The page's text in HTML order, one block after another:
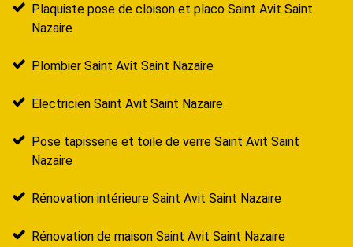
Plaquiste pose de cloison et placo Saint Avit Saint
Nazaire
Plombier Saint Avit Saint Nazaire
Electricien Saint Avit Saint Nazaire
Pose tapisserie et toile de verre Saint Avit Saint
Nazaire
Rénovation intérieure Saint Avit Saint Nazaire
Rénovation de maison Saint Avit Saint Nazaire